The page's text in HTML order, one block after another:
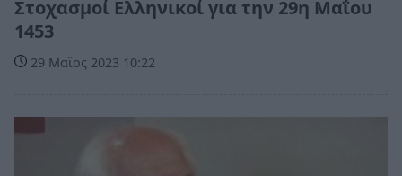
Στοχασμοί Ελληνικοί για την 29η Μαΐου
1453
29 Μαϊος 2023 10:22